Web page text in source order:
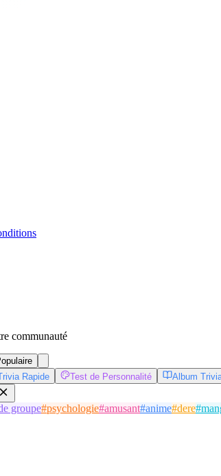
communauté
Rapide Test de Personnalité Album
groupe#psychologie#amusant#anime#dere#